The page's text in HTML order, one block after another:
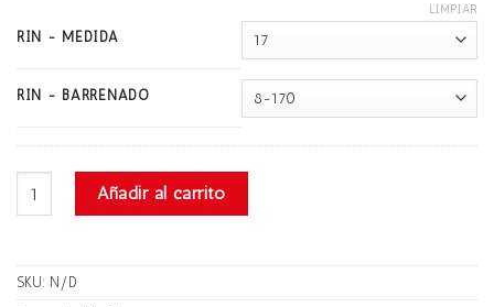
RIN - MEDIDA
RIN - BARRENADO
LIMPIAR
Ms MO970 cantidadAñadir al carrito
SKU: N/D